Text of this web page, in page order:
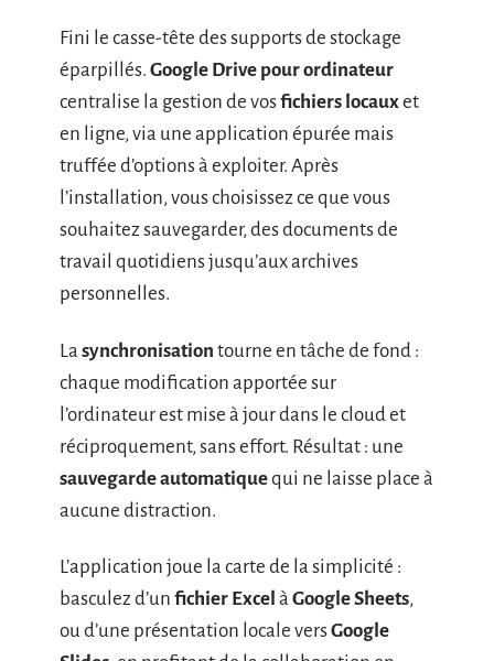
Fini le casse-tête des supports de stockage
éparpillés. Google Drive pour ordinateur
centralise la gestion de vosfichiers locauxet
en ligne, via une application épurée mais
truffée d’options à exploiter. Après
l’installation, vous choisissez ce que vous
souhaitez sauvegarder, des documents de
travail quotidiens jusqu’aux archives
personnelles.
La synchronisation tourne en tâche de fond :
chaque modification apportée sur
l’ordinateur est mise à jour dans le cloud et
réciproquement, sans effort. Résultat : une
sauvegarde automatiquequi ne laisse place à
aucune distraction.
L’application joue la carte de la simplicité :
basculez d’un fichier Excel à Google Sheets,
ou d’une présentation locale versGoogle